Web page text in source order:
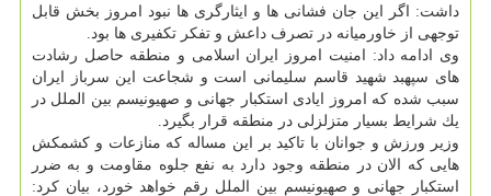
داشت: اگر این جان فشانی ها و ایثارگری ها نبود امروز بخش قابل
توجهی از خاورمیانه در تصرف داعش و تفكر تكفیری ها بود.
وی ادامه داد: امنیت امروز ایران اسلامی و منطقه حاصل رشادت
های سپهبد شهید قاسم سلیمانی است و شجاعت این سرباز ایران
سبب شده كه امروز ایادی استكبار جهانی و صهیونیسم بین الملل در
یك شرایط بسیار متزلزلی در منطقه قرار بگیرد.
وزیر ورزش و جوانان با تاكید بر این مساله كه منازعات و كشمكش
هایی كه الان در منطقه وجود دارد به نفع جلوه مقاومت و به ضرر
استكبار جهانی و صهیونیسم بین الملل رقم خواهد خورد، بیان كرد: